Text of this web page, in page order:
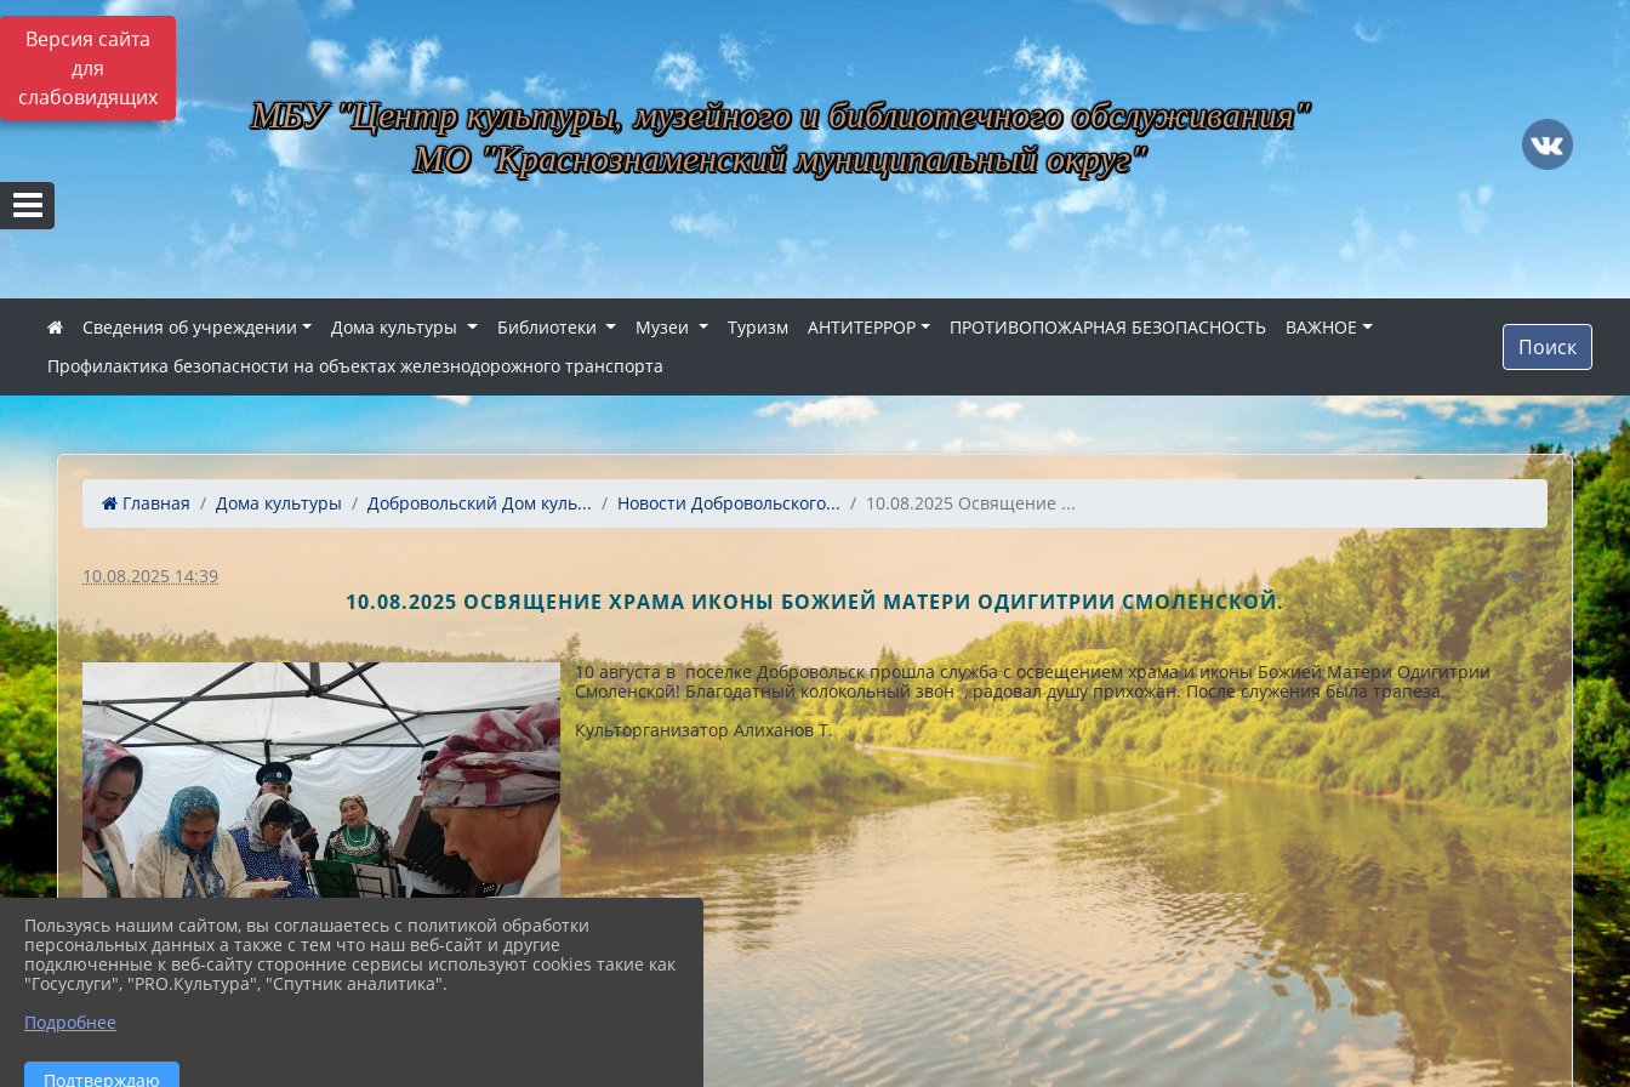
Версия сайта
для
слабовидящих
МБУ "Центр культуры, музейного и библиотечного обслуживания"
МО "Краснознаменский муниципальный округ"
Сведения об учреждении Дома культуры Библиотеки Музеи Туризм АНТИТЕРРОР ПРОТИВОПОЖАРНАЯ БЕЗОПАСНОСТЬ
ВАЖНОЕ
Профилактика безопасности на объектах железнодорожного транспорта
Поиск
Главная Дома культуры Добровольский Дом куль... Новости Добровольского... 10.08.2025 Освящение ...
10.08.2025 14:39 20
10.08.2025 ОСВЯЩЕНИЕ ХРАМА ИКОНЫ БОЖИЕЙ МАТЕРИ ОДИГИТРИИ СМОЛЕНСКОЙ.
10 августа в поселке Добровольск прошла служба с освещением храма и иконы Божией Матери Одигитрии
Смоленской! Благодатный колокольный звон , радовал душу прихожан. После служения была трапеза.
Культорганизатор Алиханов Т.
Пользуясь нашим сайтом, вы соглашаетесь с политикой обработки
персональных данных а также с тем что наш веб-сайт и другие
подключенные к веб-сайту сторонние сервисы используют cookies такие как
"Госуслуги", "PRO.Культура", "Спутник аналитика".
Подробнее
Подтверждаю